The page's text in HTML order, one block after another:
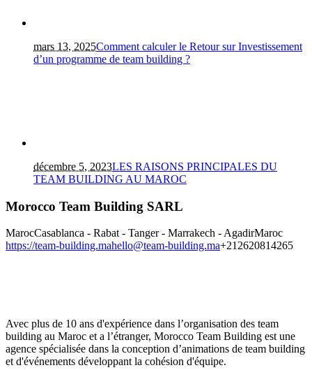
mars 13, 2025Comment calculer le Retour sur Investissement
d’un programme de team building ?
décembre 5, 2023LES RAISONS PRINCIPALES DU
TEAM BUILDING AU MAROC
Morocco Team Building SARL
MarocCasablanca - Rabat - Tanger - Marrakech - AgadirMaroc
https://team-building.mahello@team-building.ma+212620814265
Avec plus de 10 ans d'expérience dans l’organisation des team
building au Maroc et a l’étranger, Morocco Team Building est une
agence spécialisée dans la conception d’animations de team building
et d'événements développant la cohésion d'équipe.